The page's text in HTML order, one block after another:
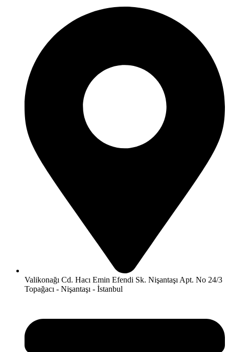
Valikonağı Cd. Hacı Emin Efendi Sk. Nişantaşı Apt. No 24/3
Topağacı - Nişantaşı - İstanbul